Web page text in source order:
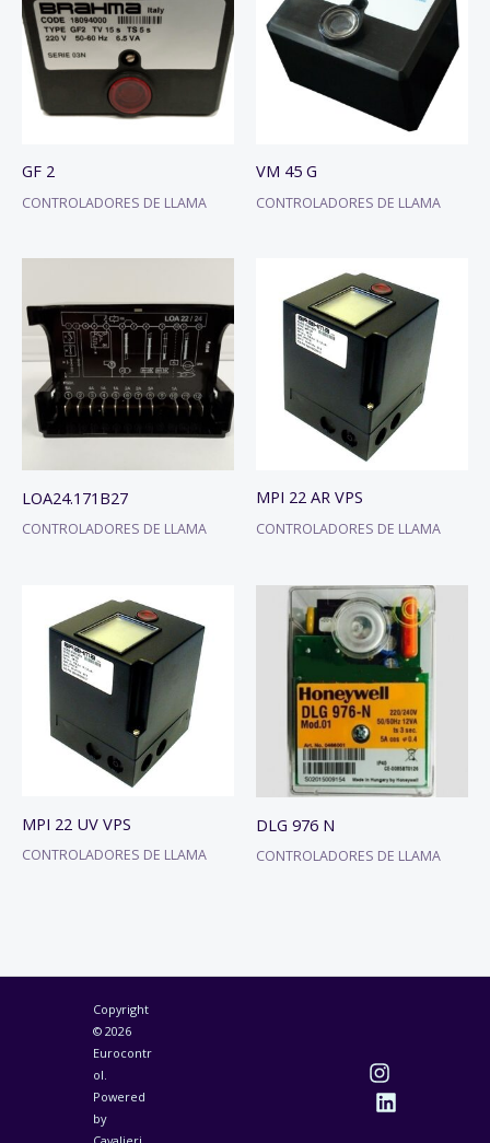
GF 2
CONTROLADORES DE LLAMA
VM 45 G
CONTROLADORES DE LLAMA
LOA24.171B27
CONTROLADORES DE LLAMA
MPI 22 AR VPS
CONTROLADORES DE LLAMA
MPI 22 UV VPS
CONTROLADORES DE LLAMA
DLG 976 N
CONTROLADORES DE LLAMA
Copyright
© 2026
Eurocontr
ol.
Powered
by